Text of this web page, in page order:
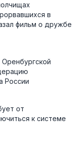
в
фильм о дружбе
России
от
к системе